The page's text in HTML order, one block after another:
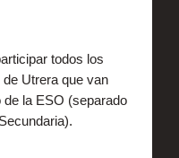
todos los
Utrera que van
la ESO (separado